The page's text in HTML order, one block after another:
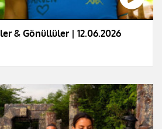
& Gönüllüler | 12.06.2026